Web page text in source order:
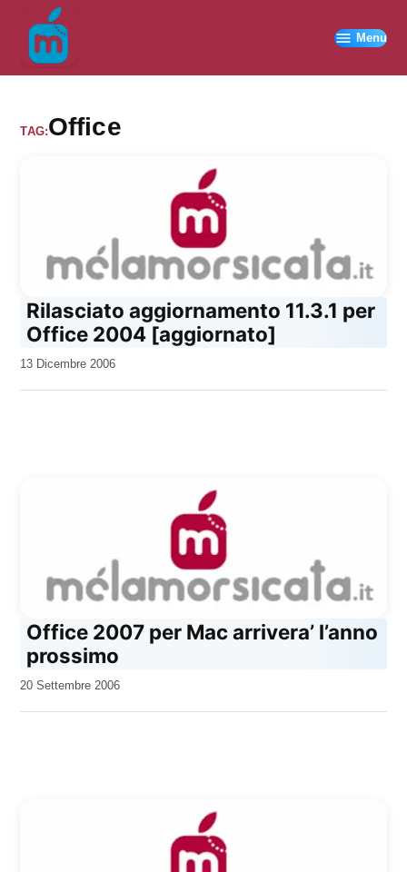
contenuto
Menu
TAG:Office
Rilasciato aggiornamento 11.3.1 per
Office 2004 [aggiornato]
da
13 Dicembre 2006
Office 2007 per Mac arrivera’ l’anno
prossimo
da
20 Settembre 2006